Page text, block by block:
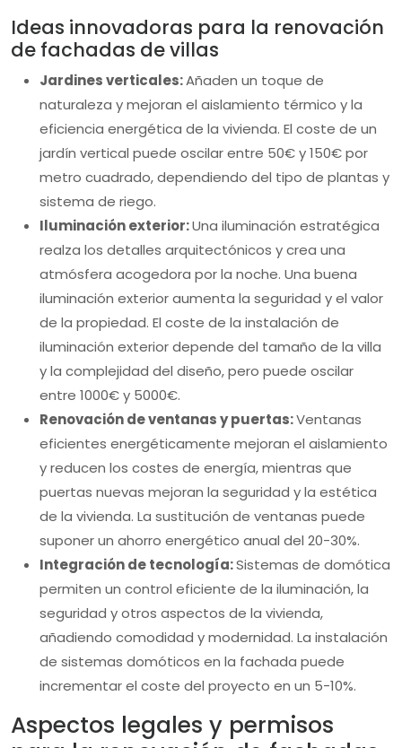
Ideas innovadoras para la renovación
de fachadas de villas
Jardines verticales:Añaden un toque de
naturaleza y mejoran el aislamiento térmico y la
eficiencia energética de la vivienda. El coste de un
jardín vertical puede oscilar entre 50€ y 150€ por
metro cuadrado, dependiendo del tipo de plantas y
sistema de riego.
Iluminación exterior:Una iluminación estratégica
realza los detalles arquitectónicos y crea una
atmósfera acogedora por la noche. Una buena
iluminación exterior aumenta la seguridad y el valor
de la propiedad. El coste de la instalación de
iluminación exterior depende del tamaño de la villa
y la complejidad del diseño, pero puede oscilar
entre 1000€ y 5000€.
Renovación de ventanas y puertas:Ventanas
eficientes energéticamente mejoran el aislamiento
y reducen los costes de energía, mientras que
puertas nuevas mejoran la seguridad y la estética
de la vivienda. La sustitución de ventanas puede
suponer un ahorro energético anual del 20-30%.
Integración de tecnología:Sistemas de domótica
permiten un control eficiente de la iluminación, la
seguridad y otros aspectos de la vivienda,
añadiendo comodidad y modernidad. La instalación
de sistemas domóticos en la fachada puede
incrementar el coste del proyecto en un 5-10%.
Aspectos legales y permisos